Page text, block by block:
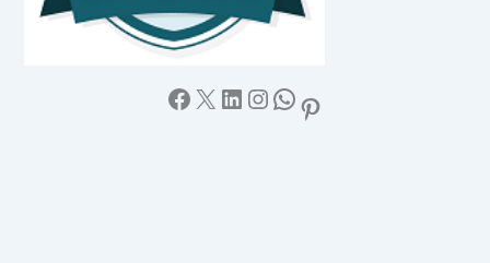
Facebook X LinkedIn Instagram WhatsApp Pinterest